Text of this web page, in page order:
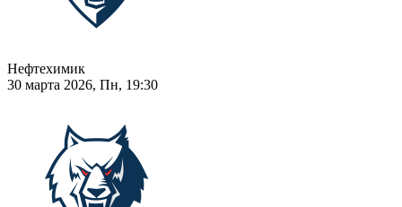
Нефтехимик
30 марта 2026, Пн, 19:30